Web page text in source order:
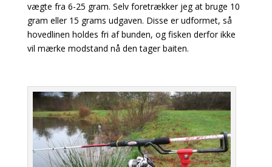
vægte fra 6-25 gram. Selv foretrækker jeg at bruge 10
gram eller 15 grams udgaven. Disse er udformet, så
hovedlinen holdes fri af bunden, og fisken derfor ikke
vil mærke modstand nå den tager baiten.